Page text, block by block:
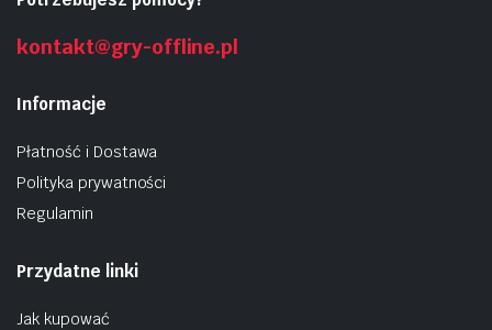
kontakt@gry-offline.pl
Informacje
Płatność i Dostawa
Polityka prywatności
Regulamin
Przydatne linki
Jak kupować